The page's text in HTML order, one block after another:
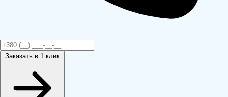
Заказать в 1 клик